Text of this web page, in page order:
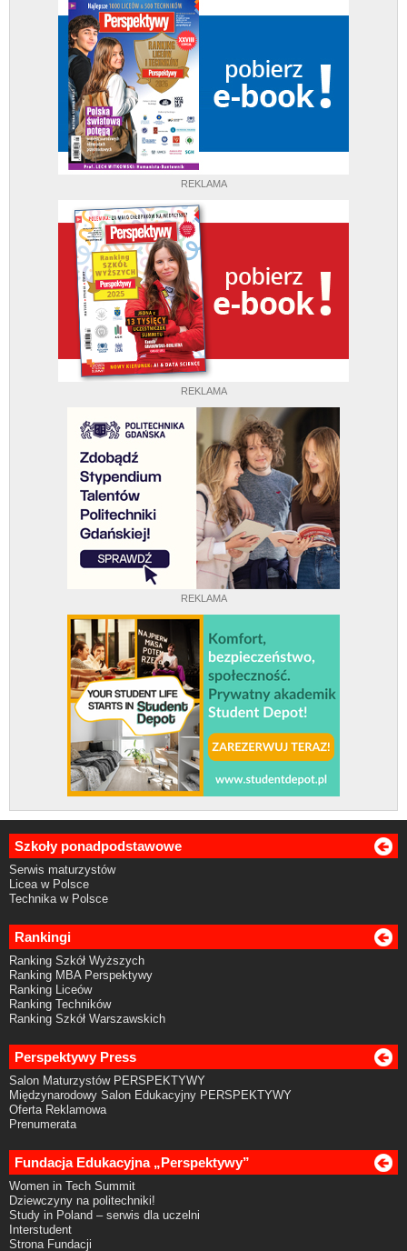
REKLAMA
REKLAMA
REKLAMA
Szkoły ponadpodstawowe
Serwis maturzystów
Licea w Polsce
Technika w Polsce
Rankingi
Ranking Szkół Wyższych
Ranking MBA Perspektywy
Ranking Liceów
Ranking Techników
Ranking Szkół Warszawskich
Perspektywy Press
Salon Maturzystów PERSPEKTYWY
Międzynarodowy Salon Edukacyjny PERSPEKTYWY
Oferta Reklamowa
Prenumerata
Fundacja Edukacyjna „Perspektywy”
Women in Tech Summit
Dziewczyny na politechniki!
Study in Poland – serwis dla uczelni
Interstudent
Strona Fundacji